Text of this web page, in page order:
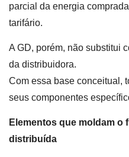
parcial da energia
tarifário.
A GD, porém, não substitui
da distribuidora.
Com essa base conceitual,
seus componentes
Elementos que moldam o
distribuída